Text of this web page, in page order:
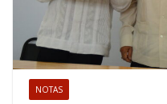
NOTAS